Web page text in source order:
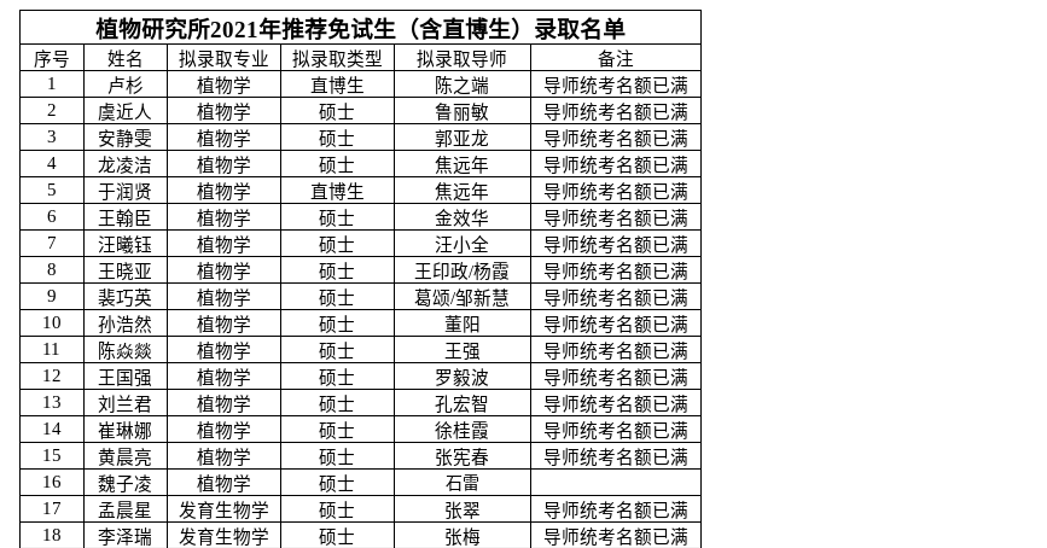
植物研究所2021年推荐免试生（含直博生）录取名单
序号 姓名 拟录取专业 拟录取类型 拟录取导师
备注
1
卢杉 植物学 直博生 陈之端
导师统考名额已满
2
虞近人 植物学 硕士 鲁丽敏
导师统考名额已满
3
安静雯 植物学 硕士 郭亚龙
导师统考名额已满
4
龙凌洁 植物学 硕士 焦远年
导师统考名额已满
5
于润贤 植物学 直博生 焦远年
导师统考名额已满
6
王翰臣 植物学 硕士 金效华
导师统考名额已满
7
汪曦钰 植物学 硕士 汪小全
导师统考名额已满
8
王晓亚 植物学 硕士 王印政/杨霞
导师统考名额已满
9
裴巧英 植物学 硕士 葛颂/邹新慧
导师统考名额已满
10
孙浩然 植物学 硕士 董阳
导师统考名额已满
11
陈焱燚 植物学 硕士 王强
导师统考名额已满
12
王国强 植物学 硕士 罗毅波
导师统考名额已满
13
刘兰君 植物学 硕士 孔宏智
导师统考名额已满
14
崔琳娜 植物学 硕士 徐桂霞
导师统考名额已满
15
黄晨亮 植物学 硕士 张宪春
导师统考名额已满
16
魏子凌 植物学 硕士 石雷
17 孟晨星 发育生物学 硕士 张翠
导师统考名额已满
18
李泽瑞 发育生物学 硕士 张梅
导师统考名额已满